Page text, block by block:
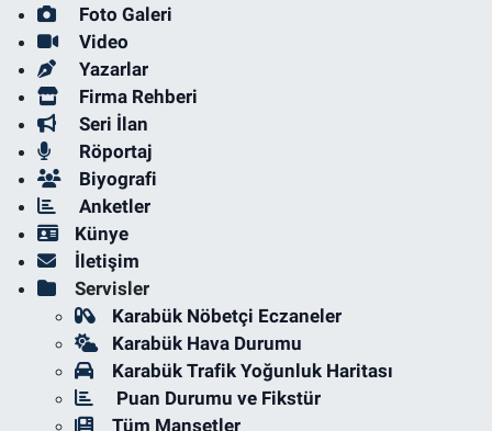
Foto Galeri
Video
Yazarlar
Firma Rehberi
Seri İlan
Röportaj
Biyografi
Anketler
Künye
İletişim
Servisler
Karabük Nöbetçi Eczaneler
Karabük Hava Durumu
Karabük Trafik Yoğunluk Haritası
Puan Durumu ve Fikstür
Tüm Manşetler